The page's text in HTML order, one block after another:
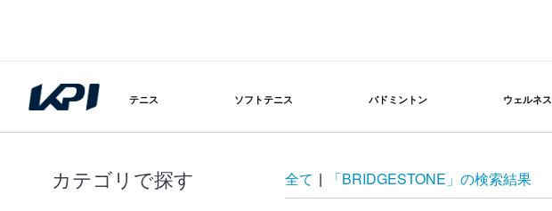
テニス ソフトテニス バドミントン ウェルネス
カテゴリで探す 全て | 「BRIDGESTONE」の検索結果